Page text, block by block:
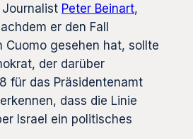
Peter Beinart,
er den Fall
Cuomo gesehen hat, sollte
der darüber
für das Präsidentenamt
dass die Linie
Israel ein politisches